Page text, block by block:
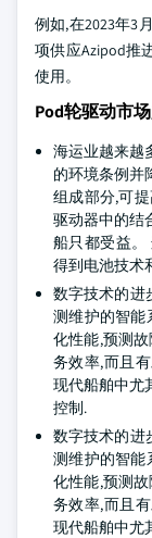
例如,在2023年3
项供应Azipod推
使用。
Pod轮驱动市
海运业越来越
的环境条例并
组成部分,可
驱动器中的结
船只都受益。
得到电池技术
数字技术的进
测维护的智能
化性能,预测
务效率,而且
现代船舶中尤
控制.
数字技术的进
测维护的智能
化性能,预测
务效率,而且
现代船舶中尤